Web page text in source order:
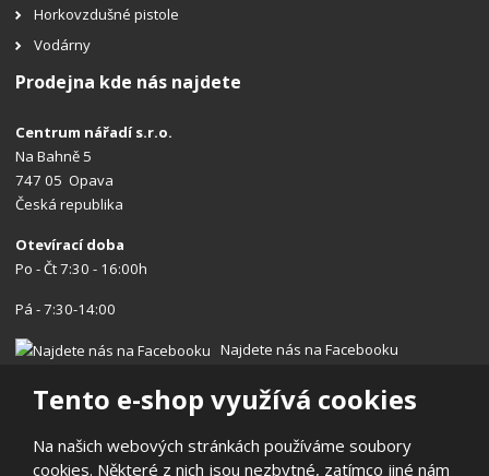
Tento e-shop využívá cookies
Na našich webových stránkách používáme soubory
cookies. Některé z nich jsou nezbytné, zatímco jiné nám
Horkovzdušné pistole
Vodárny
Prodejna kde nás najdete
Centrum nářadí s.r.o.
Na Bahně 5
747 05 Opava
Česká republika
Otevírací doba
Po - Čt 7:30 - 16:00h
Pá - 7:30-14:00
Najdete nás na Facebooku